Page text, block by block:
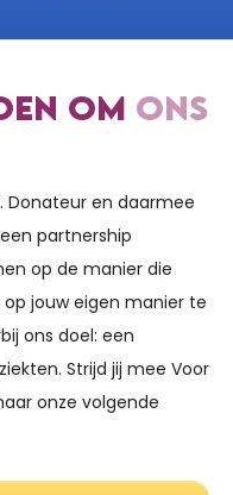
OM ONS
Donateur en daarmee
partnership
op de manier die
jouw eigen manier te
ons doel: een
Strijd jij mee Voor
onze volgende